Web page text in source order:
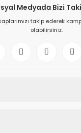
Medyada Bizi
takip ederek
olabilirsiniz.